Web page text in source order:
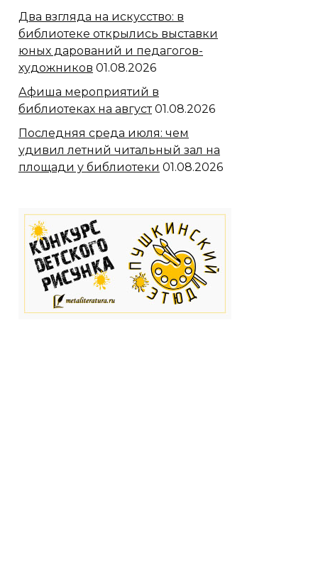
Два взгляда на искусство: в
библиотеке открылись выставки
юных дарований и педагогов-
художников 01.08.2026
Афиша мероприятий в
библиотеках на август 01.08.2026
Последняя среда июля: чем
удивил летний читальный зал на
площади у библиотеки 01.08.2026